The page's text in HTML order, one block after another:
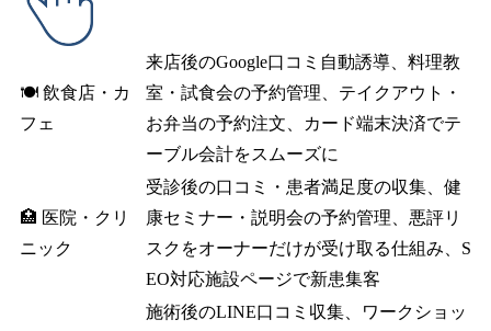
🍽️ 飲食店・カ
フェ
来店後のGoogle口コミ自動誘導、料理教
室・試食会の予約管理、テイクアウト・
お弁当の予約注文、カード端末決済でテ
ーブル会計をスムーズに
🏥 医院・クリ
ニック
受診後の口コミ・患者満足度の収集、健
康セミナー・説明会の予約管理、悪評リ
スクをオーナーだけが受け取る仕組み、S
EO対応施設ページで新患集客
施術後のLINE口コミ収集、ワークショッ